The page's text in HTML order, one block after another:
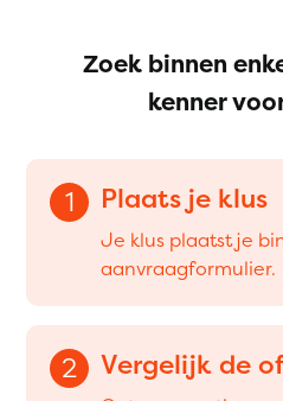
Zoek binnen
kenner
1 Plaats je klus
Je klus plaatst je
aanvraagformulier.
2 Vergelijk de